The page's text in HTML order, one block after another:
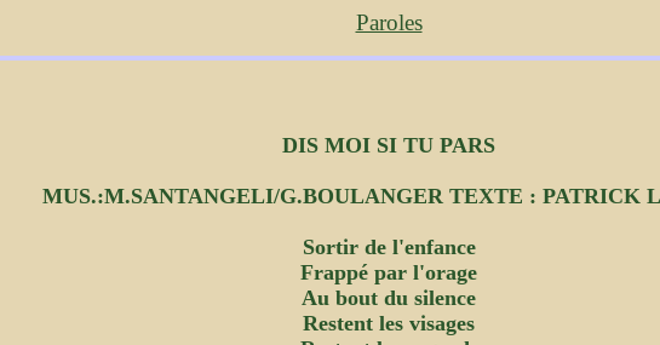
Paroles
DIS MOI SI TU PARS
MUS.:M.SANTANGELI/G.BOULANGER TEXTE : PATRICK
Sortir de l'enfance
Frappé par l'orage
Au bout du silence
Restent les visages